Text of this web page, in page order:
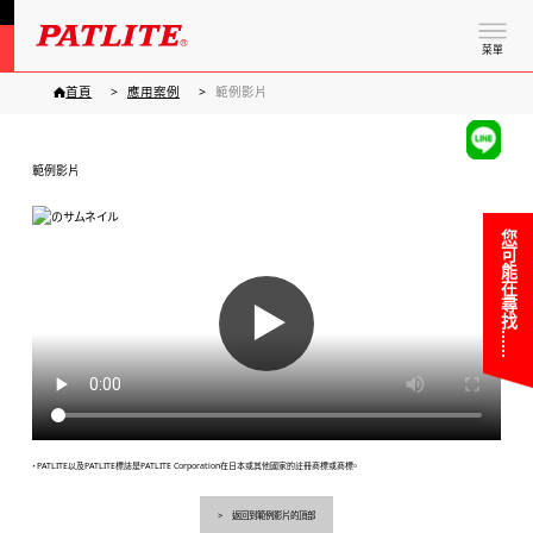
菜單
您可能在尋找……
首頁 應用案例 範例影片
範例影片
▶
・PATLITE以及PATLITE標誌是PATLITE Corporation在日本或其他國家的註冊商標或商標。
返回到範例影片的頂部